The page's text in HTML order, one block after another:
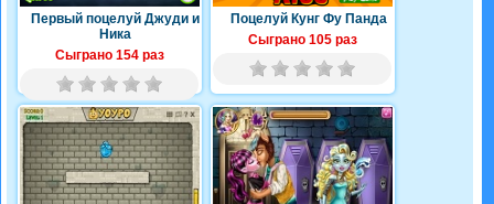
Первый поцелуй Джуди и
Ника
Сыграно 154 раз
Поцелуй Кунг Фу Панда
Сыграно 105 раз